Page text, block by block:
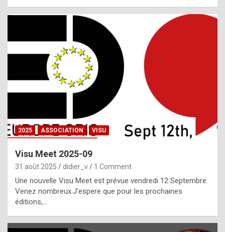
i
l
,
g
h
t
f
2025 ASSOCIATION VISU
Visu Meet 2025-09
31 août 2025 didier_v 1 Comment
Une nouvelle Visu Meet est prévue vendredi 12 Septembre.
Venez nombreux.J’espere que pour les prochaines
éditions,…